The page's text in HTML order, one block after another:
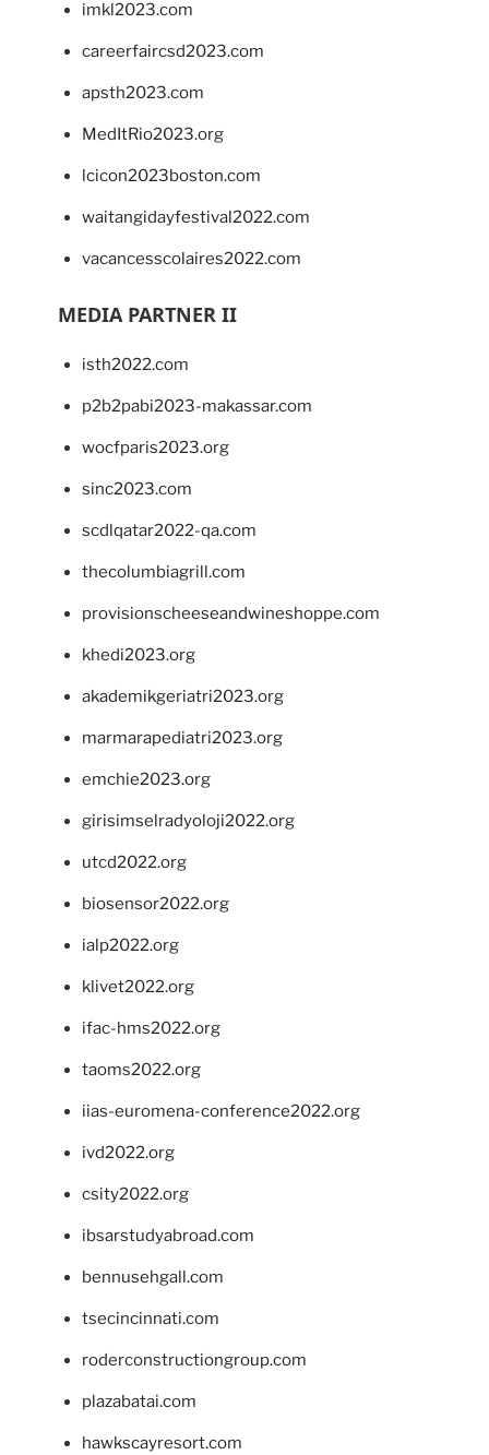
imkl2023.com
careerfaircsd2023.com
apsth2023.com
MedItRio2023.org
lcicon2023boston.com
waitangidayfestival2022.com
vacancesscolaires2022.com
MEDIA PARTNER II
isth2022.com
p2b2pabi2023-makassar.com
wocfparis2023.org
sinc2023.com
scdlqatar2022-qa.com
thecolumbiagrill.com
provisionscheeseandwineshoppe.com
khedi2023.org
akademikgeriatri2023.org
marmarapediatri2023.org
emchie2023.org
girisimselradyoloji2022.org
utcd2022.org
biosensor2022.org
ialp2022.org
klivet2022.org
ifac-hms2022.org
taoms2022.org
iias-euromena-conference2022.org
ivd2022.org
csity2022.org
ibsarstudyabroad.com
bennusehgall.com
tsecincinnati.com
roderconstructiongroup.com
plazabatai.com
hawkscayresort.com